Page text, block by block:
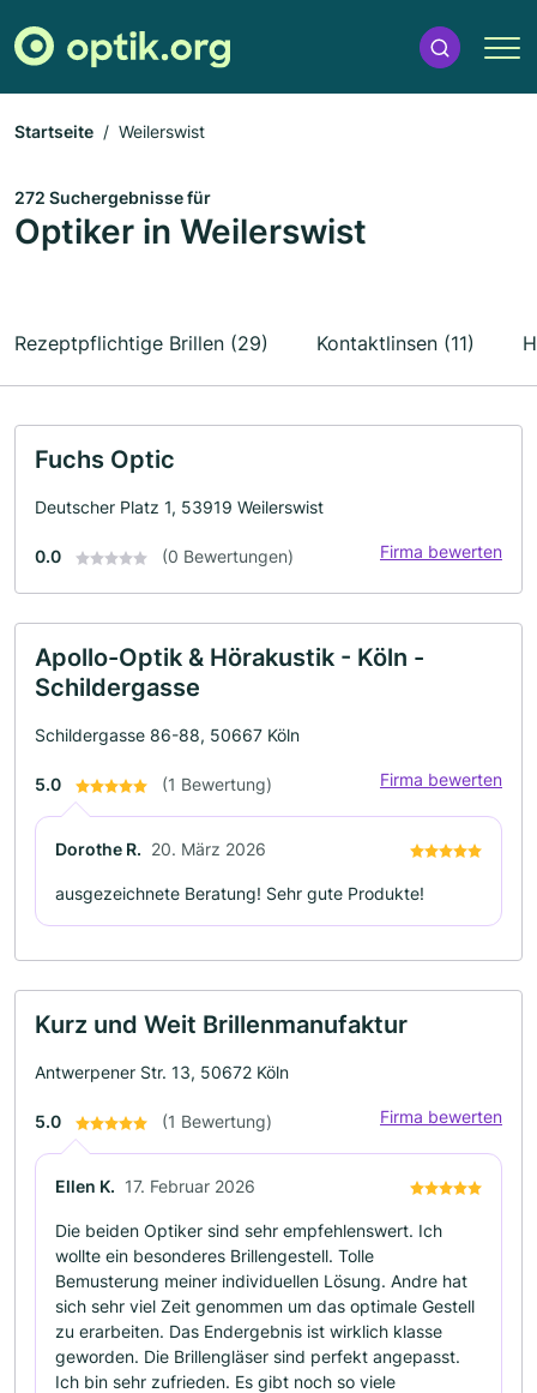
Startseite Weilerswist
272 Suchergebnisse für
Optiker in Weilerswist
Rezeptpflichtige Brillen (29) Kontaktlinsen (11)
Fuchs Optic
Deutscher Platz 1, 53919 Weilerswist
0.0 (0 Bewertungen) Firma bewerten
Apollo-Optik & Hörakustik - Köln -
Schildergasse
Schildergasse 86-88, 50667 Köln
5.0 (1 Bewertung) Firma bewerten
Dorothe R. 20. März 2026
ausgezeichnete Beratung! Sehr gute Produkte!
Kurz und Weit Brillenmanufaktur
Antwerpener Str. 13, 50672 Köln
5.0 (1 Bewertung) Firma bewerten
Ellen K. 17. Februar 2026
Die beiden Optiker sind sehr empfehlenswert. Ich
wollte ein besonderes Brillengestell. Tolle
Bemusterung meiner individuellen Lösung. Andre hat
sich sehr viel Zeit genommen um das optimale Gestell
zu erarbeiten. Das Endergebnis ist wirklich klasse
geworden. Die Brillengläser sind perfekt angepasst.
Ich bin sehr zufrieden. Es gibt noch so viele